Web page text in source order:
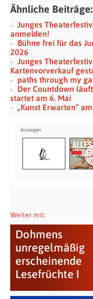
Ähnliche Beiträge:
Junges
anmelden!
Bühne frei für das
2026
Junges
Kartenvorverkauf
paths through my
Der Countdown
startet am 6. Mai
„Kunst Erwarten“
Weiter mit:
Dohmens
unregelmäßig
erscheinende
Lesefrüchte I